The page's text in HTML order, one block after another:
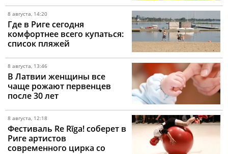
8 августа, 14:20
Где в Риге сегодня
комфортнее всего купаться:
список пляжей
8 августа, 13:46
В Латвии женщины все
чаще рожают первенцев
после 30 лет
8 августа, 12:18
Фестиваль Re Rīga! соберет в
Риге артистов
современного цирка со